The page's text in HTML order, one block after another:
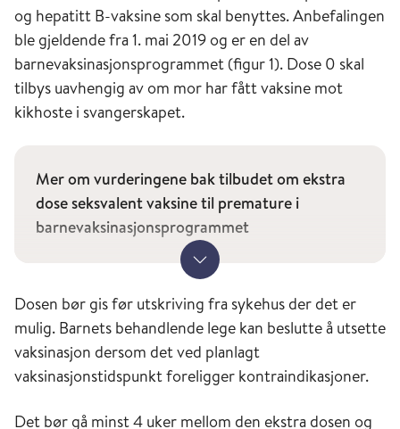
og hepatitt B-vaksine som skal benyttes. Anbefalingen
ble gjeldende fra 1. mai 2019 og er en del av
barnevaksinasjonsprogrammet (figur 1). Dose 0 skal
tilbys uavhengig av om mor har fått vaksine mot
kikhoste i svangerskapet.
Mer om vurderingene bak tilbudet om ekstra
dose seksvalent vaksine til premature i
barnevaksinasjonsprogrammet
Folkehelseinstituttet gjorde i 2018 en
kunnskapsoppsummering om vaksinasjon av
premature barn mot kikhoste og invasiv
pneumokokksykdom i samarbeid med
Folkhälsomyndigheten i Sverige. Det ble
gjennomgått studier med premature barn ned
til 23 ukers gestasjonsalder (GA) og som var 6
Vis mer
Dosen bør gis før utskriving fra sykehus der det er
mulig. Barnets behandlende lege kan beslutte å utsette
vaksinasjon dersom det ved planlagt
vaksinasjonstidspunkt foreligger kontraindikasjoner.
Det bør gå minst 4 uker mellom den ekstra dosen og